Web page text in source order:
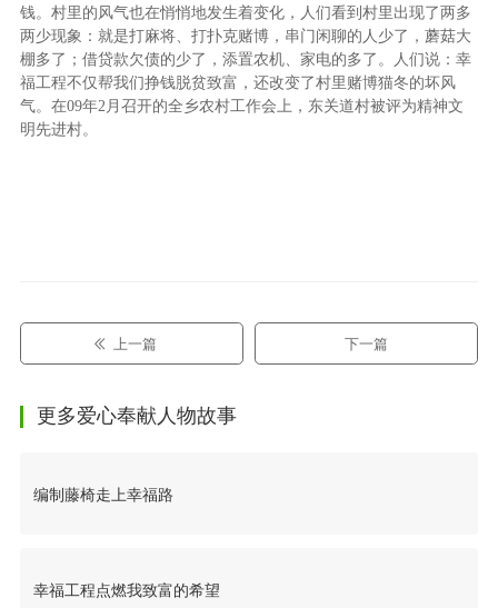
钱。村里的风气也在悄悄地发生着变化，人们看到村里出现了两多
两少现象：就是打麻将、打扑克赌博，串门闲聊的人少了，蘑菇大
棚多了；借贷款欠债的少了，添置农机、家电的多了。人们说：幸
福工程不仅帮我们挣钱脱贫致富，还改变了村里赌博猫冬的坏风
气。在09年2月召开的全乡农村工作会上，东关道村被评为精神文
明先进村。
上一篇 下一篇
更多爱心奉献人物故事
编制藤椅走上幸福路
幸福工程点燃我致富的希望